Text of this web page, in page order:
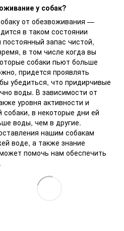
у собак?
от обезвоживания —
в таком состоянии
запас чистой,
в том числе когда вы
собаки пьют больше
придется проявлять
убедиться, что придирчивые
воды. В зависимости от
уровня активности и
собаки, в некоторые дни ей
воды, чем в другие.
нашим собакам
воде, а также знание
помочь нам обеспечить